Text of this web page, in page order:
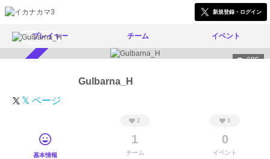
新規登録・ログイン
プレイヤー チーム イベント
605
Gulbarna_H
𝕏 ページ
基本情報
2
1
チーム
0
0
イベント